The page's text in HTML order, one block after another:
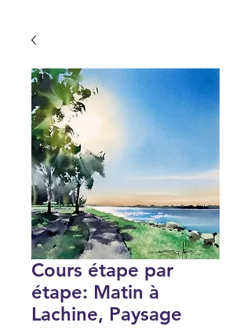
Cours étape par
étape: Matin à
Lachine, Paysage